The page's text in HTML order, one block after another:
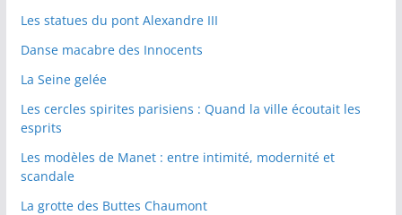
Les statues du pont Alexandre III
Danse macabre des Innocents
La Seine gelée
Les cercles spirites parisiens : Quand la ville écoutait les
esprits
Les modèles de Manet : entre intimité, modernité et
scandale
La grotte des Buttes Chaumont